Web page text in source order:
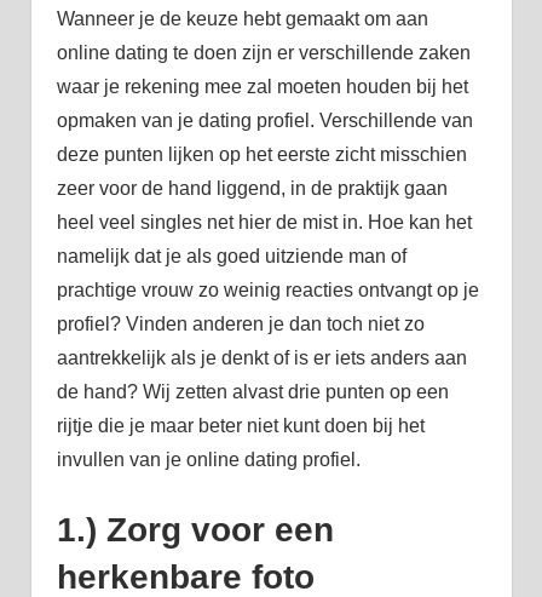
Wanneer je de keuze hebt gemaakt om aan
online dating te doen zijn er verschillende zaken
waar je rekening mee zal moeten houden bij het
opmaken van je dating profiel. Verschillende van
deze punten lijken op het eerste zicht misschien
zeer voor de hand liggend, in de praktijk gaan
heel veel singles net hier de mist in. Hoe kan het
namelijk dat je als goed uitziende man of
prachtige vrouw zo weinig reacties ontvangt op je
profiel? Vinden anderen je dan toch niet zo
aantrekkelijk als je denkt of is er iets anders aan
de hand? Wij zetten alvast drie punten op een
rijtje die je maar beter niet kunt doen bij het
invullen van je online dating profiel.
1.) Zorg voor een
herkenbare foto